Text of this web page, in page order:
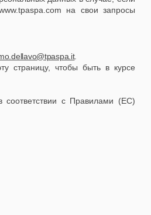
на свои запросы
.
страницу, чтобы быть в курсе
соответствии с Правилами (ЕС)